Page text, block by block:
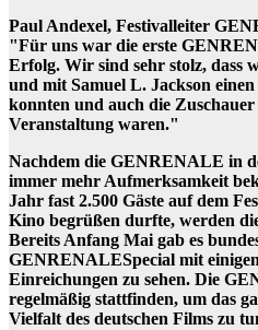
Paul Andexel, Festivalleiter
"Für uns war die erste
Erfolg. Wir sind sehr stolz, dass
und mit Samuel L. Jackson
konnten und auch die
Veranstaltung waren."
Nachdem die GENRENALE in
immer mehr Aufmerksamkeit
Jahr fast 2.500 Gäste auf dem
Kino begrüßen durfte, werden
Bereits Anfang Mai gab es
GENRENALESpecial mit
Einreichungen zu sehen. Die
regelmäßig stattfinden, um das
Vielfalt des deutschen Films zu